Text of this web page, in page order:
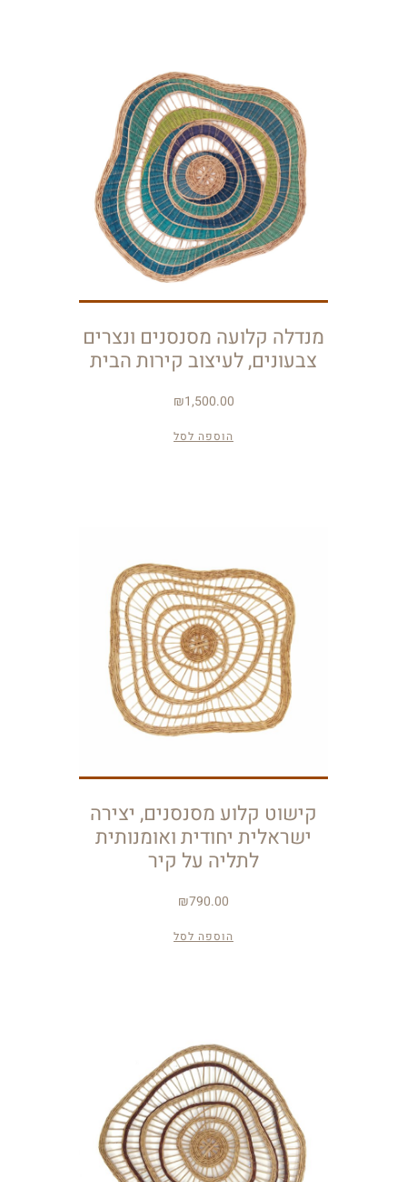
מנדלה קלועה מסנסנים ונצרים
צבעונים, לעיצוב קירות הבית
₪1,500.00
הוספה לסל
קישוט קלוע מסנסנים, יצירה
ישראלית יחודית ואומנותית
לתליה על קיר
₪790.00
הוספה לסל